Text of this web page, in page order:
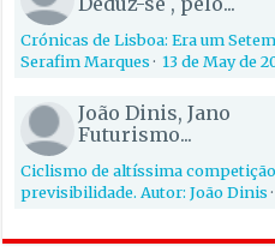
Crónicas de Lisboa: Era um
Serafim Marques·13 de May de
João Dinis, Jano
Futurismo...
Ciclismo de altíssima
previsibilidade. Autor: João Dinis